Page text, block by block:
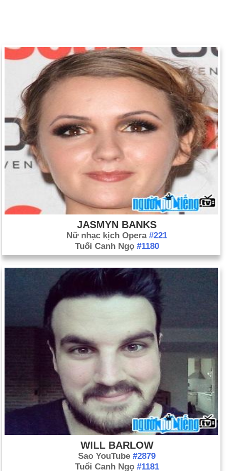
JASMYN BANKS
Nữ nhạc kịch Opera #221
Tuổi Canh Ngọ #1180
WILL BARLOW
Sao YouTube #2879
Tuổi Canh Ngọ #1181